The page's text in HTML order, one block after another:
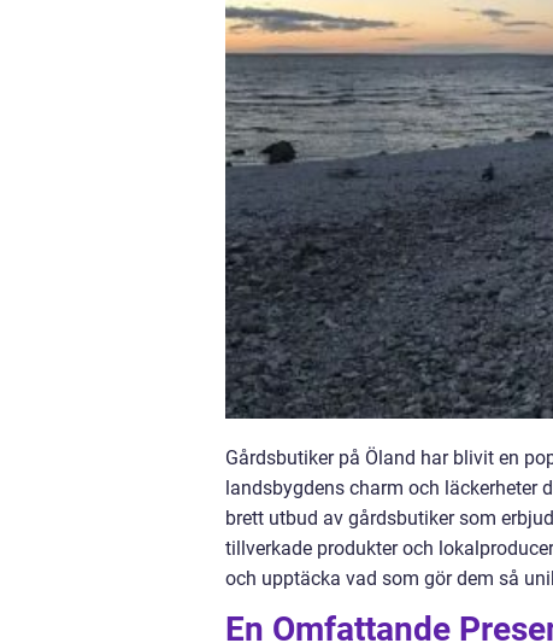
Gårdsbutiker på Öland har blivit en
landsbygdens charm och läckerheter
brett utbud av gårdsbutiker som
tillverkade produkter och
och upptäcka vad som gör dem så
En Omfattande